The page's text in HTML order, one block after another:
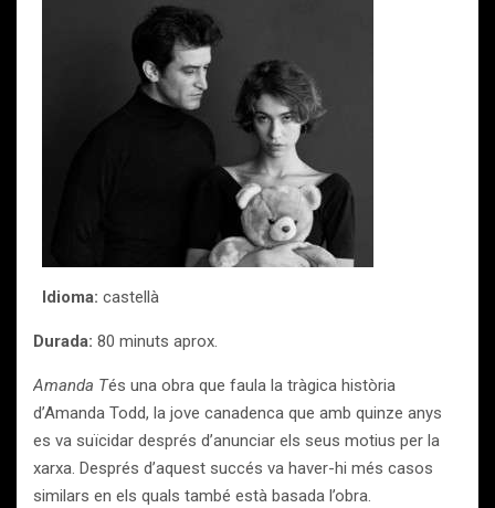
Idioma: castellà
Durada: 80 minuts aprox.
Amanda Tés una obra que faula la tràgica història
d’Amanda Todd, la jove canadenca que amb quinze anys
es va suïcidar després d’anunciar els seus motius per la
xarxa. Després d’aquest succés va haver-hi més casos
similars en els quals també està basada l’obra.